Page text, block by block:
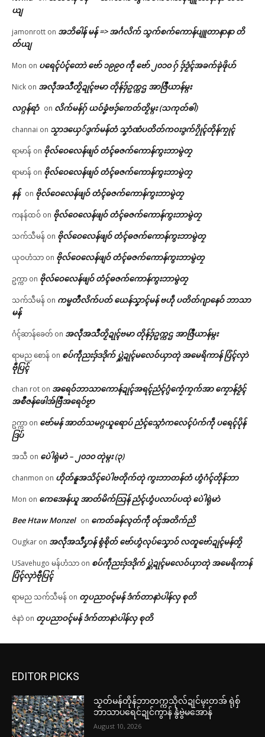
ယျ
jamonrott on အဘိဓါန် မန် => အၚ်္ဂလိက် သွက်စက်ကောန်ပျူတာနာနာ တိ
တ်ယျ
Mon on ပရေၚ်ပံၚ်တောဲ ဗော် ၁၉၉၀ ကဵု ဗော် ၂၀၁၀ ဂှ် ဒှ်ဒၟံၚ်အခက်ခုဲဖိုဟ်
Nick on အလဵုအသဳတၟိဍုၚ်ဗမာ တိုန်ဒှ်ဥက္ကဌ အာဇြဳယာန်မ္ဂး
လဂ္ဂန်ရာံ on လိက်မန်ဂှ် ယဝ်ခၞံဗဒှ်ကေတ်တၟိမ္ဂး (သကုတ်ၜါ)
channai on သၟာဒယှေ်ဒွက်မန်တံ သၞာံဏံပတိတ်ကဝးဒွက်ဂၠိုၚ်တိုန်ကၠုၚ်
ရာမာန် on ဗိုလ်ဝေလေန်ဖျဝ် တံၚ်ဓဇက်ကောန်ကွးဘာမွဲတၠ
ရာမာန် on ဗိုလ်ဝေလေန်ဖျဝ် တံၚ်ဓဇက်ကောန်ကွးဘာမွဲတၠ
နန် on ဗိုလ်ဝေလေန်ဖျဝ် တံၚ်ဓဇက်ကောန်ကွးဘာမွဲတၠ
ကနန်ထဝ် on ဗိုလ်ဝေလေန်ဖျဝ် တံၚ်ဓဇက်ကောန်ကွးဘာမွဲတၠ
သက်သီမန် on ဗိုလ်ဝေလေန်ဖျဝ် တံၚ်ဓဇက်ကောန်ကွးဘာမွဲတၠ
ယုဝဟံသာ on ဗိုလ်ဝေလေန်ဖျဝ် တံၚ်ဓဇက်ကောန်ကွးဘာမွဲတၠ
ဥက္ကာ on ဗိုလ်ဝေလေန်ဖျဝ် တံၚ်ဓဇက်ကောန်ကွးဘာမွဲတၠ
သက်သီမန် on ကမ္မတဳလိက်ပတ် ယေန်သၞာၚ်မန် ဗဟဵု ပတိတ်ဂျာနေဝ် ဘာသာ
မန်
ဂံၚ်ဆာန်ခေတ် on အလဵုအသဳတၟိဍုၚ်ဗမာ တိုန်ဒှ်ဥက္ကဌ အာဇြဳယာန်မ္ဂး
ရာမည စောန် on စပ်ကဵုညးဒှ်ဒဒိုက် ပ္ဋဲဍုၚ်မလေဝ်ယှာတုဲ အမေရိကာန် ပြံၚ်လှာဲ
ဗီုပြၚ်
chan rot on အရေဝ်ဘာသာကောန်ဍုၚ်အရၚ်ညံၚ်ဂွံကၠေံကၠက်အာ ကၠောန်ဒၟံၚ်
အစဳဇန်ဖေါအ်ဗြဳအရေဝ်ဗၟာ
ဥက္ကာ on ဗော်မန် အာတ်သမဂ္ဂယူရောပ် ညံၚ်သ္ဂောံကလေၚ်ပံက်ကဵု ပရေၚ်ပိုန်
ဒြပ်
အသီ on ပေဲါရုဲမာဲ – ၂၀၁၀ တုဲမ္ဂး (၃)
chanmon on ဟိုတ်နူအသိၚ်ပေဲါဗတိုက်တုဲ ကွးဘာတန်တံ ဟွံဂံၚ်တိုန်ဘာ
Mon on ကေအေန်ယူ အာတ်မိက်သြန် ညံၚ်ဟွံပလာပ်ပထုဲ ပေဲါရုဲမာဲ
Bee Htaw Monzel on ကေတ်ခန်လ္ၚတ်ကဵု ၀ၚ်အတိက်ညိ
Ougkar on အလဵုအသဳပၞာန် စွံစိုတ် ဗော်ဟွံလုပ်သၞောဝ် လတူဗော်ဍုၚ်မန်တၟိ
USavehugo မန်ဟံသာ on စပ်ကဵုညးဒှ်ဒဒိုက် ပ္ဋဲဍုၚ်မလေဝ်ယှာတုဲ အမေရိကာန်
ပြံၚ်လှာဲဗီုပြၚ်
ရာမည သက်သီမန် on တၠပညာဝၚ်မန် ဒံက်တာနာဲပါန်လှ စုတိ
ဇဲနာဲ on တၠပညာဝၚ်မန် ဒံက်တာနာဲပါန်လှ စုတိ
EDITOR PICKS
သၟတ်မန်တိုန်ဘာတက္ကသိုလ်ဍုင်မ္ၚးတအ် ရုဲစှ်
ဘာသာပရေင်ဍုင်ကွာန် နွံဗွဲမအောန်
August 10, 2026